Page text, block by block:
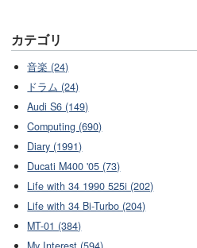
カテゴリ
音楽 (24)
ドラム (24)
Audi S6 (149)
Computing (690)
Diary (1991)
Ducati M400 '05 (73)
Life with 34 1990 525i (202)
Life with 34 Bi-Turbo (204)
MT-01 (384)